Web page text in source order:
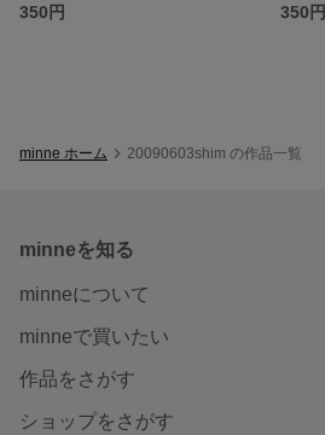
350円
350円
minne ホーム 20090603shim の作品一覧
minneを知る
minneについて
minneで買いたい
作品をさがす
ショップをさがす